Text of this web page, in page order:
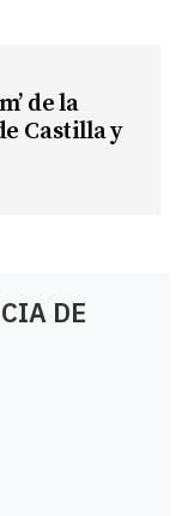
de la
Castilla y
DE